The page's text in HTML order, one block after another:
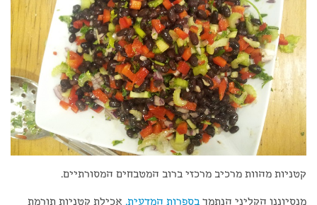
קטניות מהוות מרכיב מרכזי ברוב המטבחים המסורתיים.
מנסיוננו הקליני הנתמך בספרות המדעית, אכילת קטניות תורמת